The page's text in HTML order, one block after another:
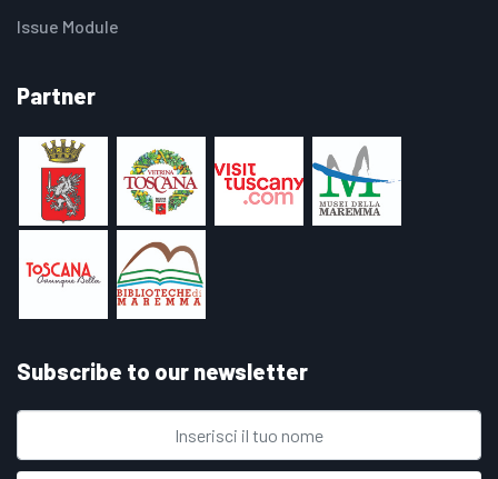
Issue Module
Partner
Subscribe to our newsletter